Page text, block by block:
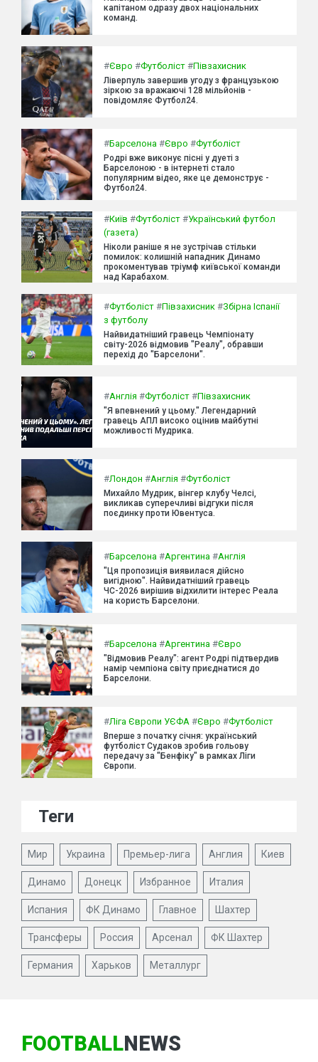
капітаном одразу двох національних
команд.
#Євро #Футболіст #Півзахисник
Ліверпуль завершив угоду з французькою
зіркою за вражаючі 128 мільйонів -
повідомляє Футбол24.
#Барселона #Євро #Футболіст
Родрі вже виконує пісні у дуеті з
Барселоною - в інтернеті стало
популярним відео, яке це демонструє -
Футбол24.
#Київ #Футболіст #Український футбол
(газета)
Ніколи раніше я не зустрічав стільки
помилок: колишній нападник Динамо
прокоментував тріумф київської команди
над Карабахом.
#Футболіст #Півзахисник #Збірна Іспанії
з футболу
Найвидатніший гравець Чемпіонату
світу-2026 відмовив "Реалу", обравши
перехід до "Барселони".
#Англія #Футболіст #Півзахисник
"Я впевнений у цьому." Легендарний
гравець АПЛ високо оцінив майбутні
можливості Мудрика.
#Лондон #Англія #Футболіст
Михайло Мудрик, вінгер клубу Челсі,
викликав суперечливі відгуки після
поєдинку проти Ювентуса.
#Барселона #Аргентина #Англія
"Ця пропозиція виявилася дійсно
вигідною". Найвидатніший гравець
ЧС-2026 вирішив відхилити інтерес Реала
на користь Барселони.
#Барселона #Аргентина #Євро
"Відмовив Реалу": агент Родрі підтвердив
намір чемпіона світу приєднатися до
Барселони.
#Ліга Європи УЄФА #Євро #Футболіст
Вперше з початку січня: український
футболіст Судаков зробив гольову
передачу за "Бенфіку" в рамках Ліги
Європи.
Теги
Мир Украина Премьер-лига Англия Киев
Динамо Донецк Избранное Италия
Испания ФК Динамо Главное Шахтер
Трансферы Россия Арсенал ФК Шахтер
Германия Харьков Металлург
FOOTBALLNEWS